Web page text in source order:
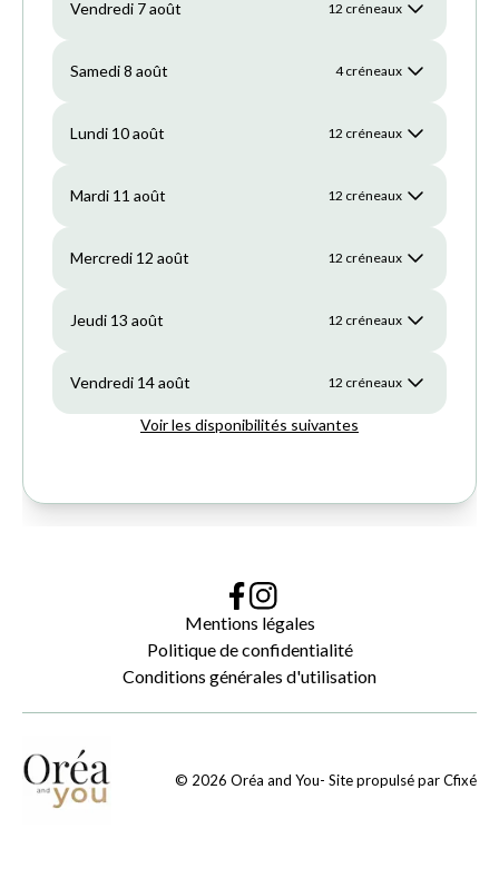
Mentions légales
Politique de confidentialité
Conditions générales d'utilisation
© 2026 Oréa and You- Site propulsé parCfixé